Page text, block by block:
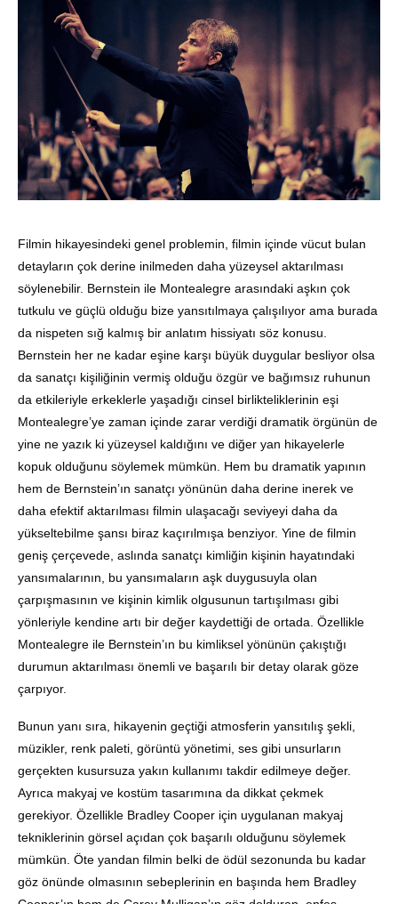
Filmin hikayesindeki genel problemin, filmin içinde vücut bulan
detayların çok derine inilmeden daha yüzeysel aktarılması
söylenebilir. Bernstein ile Montealegre arasındaki aşkın çok
tutkulu ve güçlü olduğu bize yansıtılmaya çalışılıyor ama burada
da nispeten sığ kalmış bir anlatım hissiyatı söz konusu.
Bernstein her ne kadar eşine karşı büyük duygular besliyor olsa
da sanatçı kişiliğinin vermiş olduğu özgür ve bağımsız ruhunun
da etkileriyle erkeklerle yaşadığı cinsel birlikteliklerinin eşi
Montealegre’ye zaman içinde zarar verdiği dramatik örgünün de
yine ne yazık ki yüzeysel kaldığını ve diğer yan hikayelerle
kopuk olduğunu söylemek mümkün. Hem bu dramatik yapının
hem de Bernstein’ın sanatçı yönünün daha derine inerek ve
daha efektif aktarılması filmin ulaşacağı seviyeyi daha da
yükseltebilme şansı biraz kaçırılmışa benziyor. Yine de filmin
geniş çerçevede, aslında sanatçı kimliğin kişinin hayatındaki
yansımalarının, bu yansımaların aşk duygusuyla olan
çarpışmasının ve kişinin kimlik olgusunun tartışılması gibi
yönleriyle kendine artı bir değer kaydettiği de ortada. Özellikle
Montealegre ile Bernstein’ın bu kimliksel yönünün çakıştığı
durumun aktarılması önemli ve başarılı bir detay olarak göze
çarpıyor.
Bunun yanı sıra, hikayenin geçtiği atmosferin yansıtılış şekli,
müzikler, renk paleti, görüntü yönetimi, ses gibi unsurların
gerçekten kusursuza yakın kullanımı takdir edilmeye değer.
Ayrıca makyaj ve kostüm tasarımına da dikkat çekmek
gerekiyor. Özellikle Bradley Cooper için uygulanan makyaj
tekniklerinin görsel açıdan çok başarılı olduğunu söylemek
mümkün. Öte yandan filmin belki de ödül sezonunda bu kadar
göz önünde olmasının sebeplerinin en başında hem Bradley